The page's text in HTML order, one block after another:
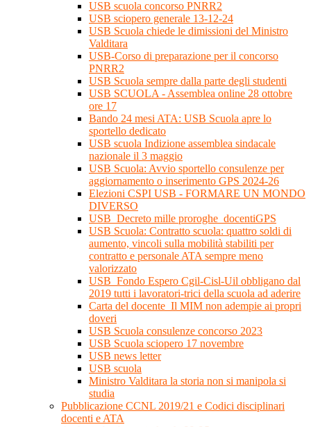
USB scuola concorso PNRR2
USB sciopero generale 13-12-24
USB Scuola chiede le dimissioni del Ministro
Valditara
USB-Corso di preparazione per il concorso
PNRR2
USB Scuola sempre dalla parte degli studenti
USB SCUOLA - Assemblea online 28 ottobre
ore 17
Bando 24 mesi ATA: USB Scuola apre lo
sportello dedicato
USB scuola Indizione assemblea sindacale
nazionale il 3 maggio
USB Scuola: Avvio sportello consulenze per
aggiornamento o inserimento GPS 2024-26
Elezioni CSPI USB - FORMARE UN MONDO
DIVERSO
USB_Decreto mille proroghe_docentiGPS
USB Scuola: Contratto scuola: quattro soldi di
aumento, vincoli sulla mobilità stabiliti per
contratto e personale ATA sempre meno
valorizzato
USB_Fondo Espero Cgil-Cisl-Uil obbligano dal
2019 tutti i lavoratori-trici della scuola ad aderire
Carta del docente_Il MIM non adempie ai propri
doveri
USB Scuola consulenze concorso 2023
USB Scuola sciopero 17 novembre
USB news letter
USB scuola
Ministro Valditara la storia non si manipola si
studia
Pubblicazione CCNL 2019/21 e Codici disciplinari
docenti e ATA